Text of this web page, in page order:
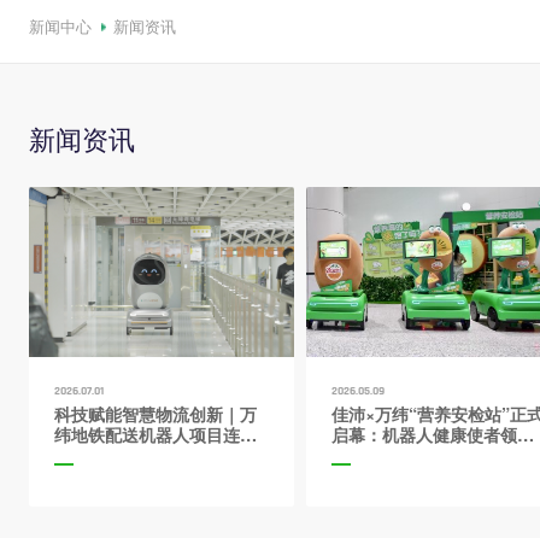
新闻中心 新闻资讯
新闻资讯
2026.07.01
科技赋能智慧物流创新｜万
纬地铁配送机器人项目连获
2026.05.09
佳沛×万纬“营养安检站”正
启幕：机器人健康使者领